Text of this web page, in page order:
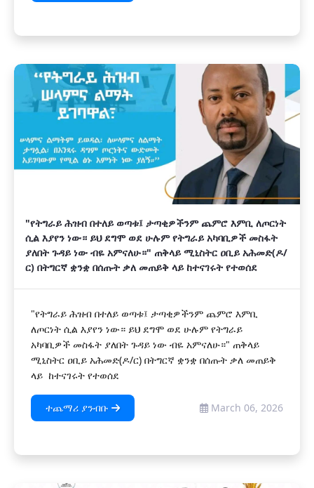
"የትግራይ ሕዝብ በተለይ ወጣቱ፤ ታጣቂዎችንም ጨምሮ እምቢ ለጦርነት
ሲል እያየን ነው። ይህ ደግሞ ወደ ሁሉም የትግራይ አካባቢዎች መስፋት
ያለበት ጉዳይ ነው ብዬ አምናለሁ።" ጠቅላይ ሚኒስትር ዐቢይ አሕመድ(ዶ/
ር) በትግርኛ ቋንቋ በሰጡት ቃለ መጠይቅ ላይ ከተናገሩት የተወሰደ
"የትግራይ ሕዝብ በተለይ ወጣቱ፤ ታጣቂዎችንም ጨምሮ እምቢ
ለጦርነት ሲል እያየን ነው። ይህ ደግሞ ወደ ሁሉም የትግራይ
አካባቢዎች መስፋት ያለበት ጉዳይ ነው ብዬ አምናለሁ።" ጠቅላይ
ሚኒስትር ዐቢይ አሕመድ(ዶ/ር) በትግርኛ ቋንቋ በሰጡት ቃለ መጠይቅ
ላይ ከተናገሩት የተወሰደ
ተጨማሪ ያንብቡ March 06, 2026